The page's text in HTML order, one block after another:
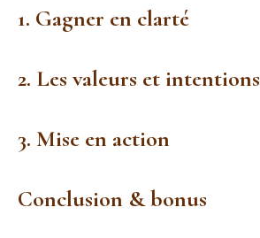
1. Gagner en clarté
2. Les valeurs et intentions
3. Mise en action
Conclusion & bonus